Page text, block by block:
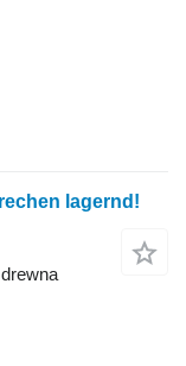
lagernd!